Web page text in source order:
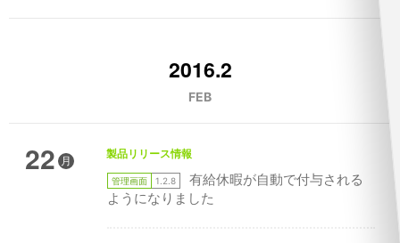
2016.2
FEB
22 月
製品リリース情報
管理画面 1.2.8
有給休暇が自動で付与される
ようになりました